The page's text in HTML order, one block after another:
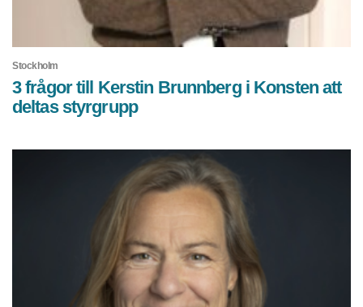
Stockholm
3 frågor till Kerstin Brunnberg i Konsten att
deltas styrgrupp